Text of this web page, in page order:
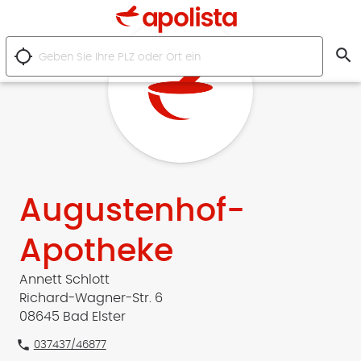
location_searching search
Augustenhof-
Apotheke
Annett Schlott
Richard-Wagner-Str. 6
08645 Bad Elster
phone 037437/46877